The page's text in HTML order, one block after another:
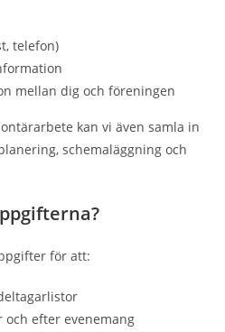
telefon)
mellan dig och föreningen
kan vi även samla in
schemaläggning och
för att:
efter evenemang